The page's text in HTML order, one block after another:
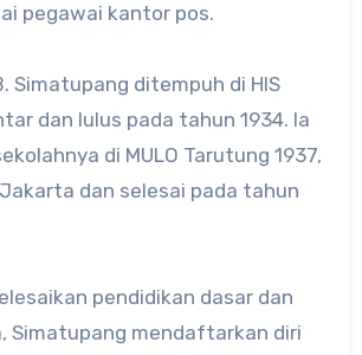
pegawai kantor pos.
Simatupang ditempuh di HIS
dan lulus pada tahun 1934. Ia
di MULO Tarutung 1937,
Jakarta dan selesai pada tahun
pendidikan dasar dan
Simatupang mendaftarkan diri